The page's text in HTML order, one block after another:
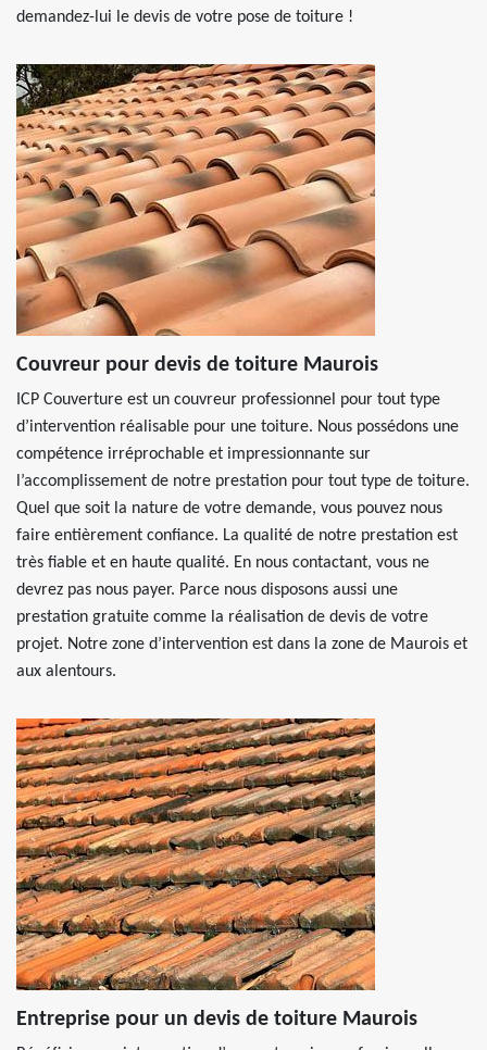
demandez-lui le devis de votre pose de toiture !
Couvreur pour devis de toiture Maurois
ICP Couverture est un couvreur professionnel pour tout type
d’intervention réalisable pour une toiture. Nous possédons une
compétence irréprochable et impressionnante sur
l’accomplissement de notre prestation pour tout type de toiture.
Quel que soit la nature de votre demande, vous pouvez nous
faire entièrement confiance. La qualité de notre prestation est
très fiable et en haute qualité. En nous contactant, vous ne
devrez pas nous payer. Parce nous disposons aussi une
prestation gratuite comme la réalisation de devis de votre
projet. Notre zone d’intervention est dans la zone de Maurois et
aux alentours.
Entreprise pour un devis de toiture Maurois